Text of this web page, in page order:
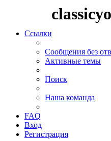
Ссылки
Сообщения без
Активные темы
Поиск
Наша команда
FAQ
Вход
Регистрация